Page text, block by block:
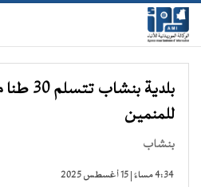
بلدية
للمنمين
بنشاب
4:34 مساءً | 15 أغسطس 2025